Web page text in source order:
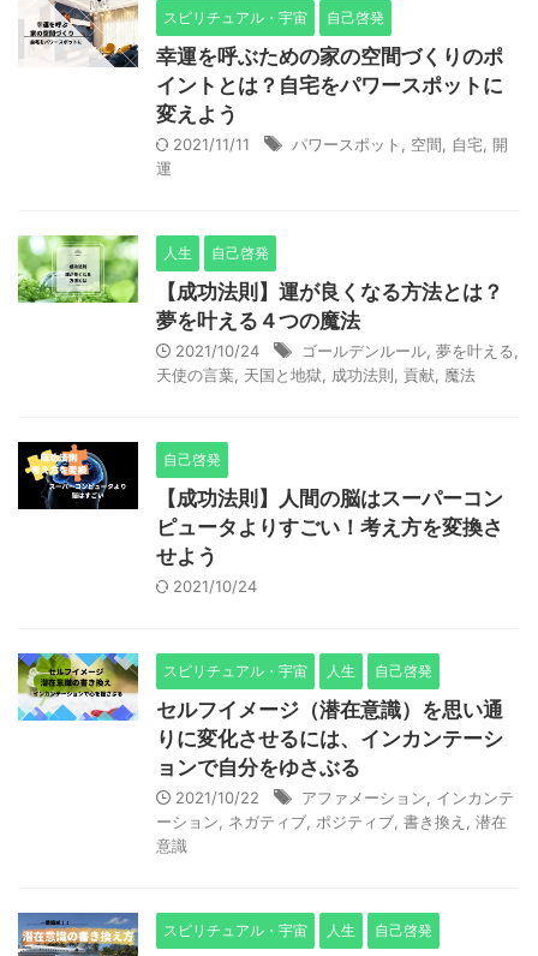
スピリチュアル・宇宙 自己啓発
幸運を呼ぶための家の空間づくりのポ
イントとは？自宅をパワースポットに
変えよう
2021/11/11 パワースポット 空間 自宅
開
運
人生 自己啓発
【成功法則】運が良くなる方法とは？
夢を叶える４つの魔法
2021/10/24 ゴールデンルール 夢を叶える
天使の言葉 天国と地獄 成功法則 貢献 魔法
自己啓発
【成功法則】人間の脳はスーパーコン
ピュータよりすごい！考え方を変換さ
せよう
2021/10/24
スピリチュアル・宇宙 人生 自己啓発
セルフイメージ（潜在意識）を思い通
りに変化させるには、インカンテーシ
ョンで自分をゆさぶる
2021/10/22 アファメーション
インカンテ
ーション
ネガティブ ポジティブ 書き換え
潜在
意識
スピリチュアル・宇宙 人生 自己啓発